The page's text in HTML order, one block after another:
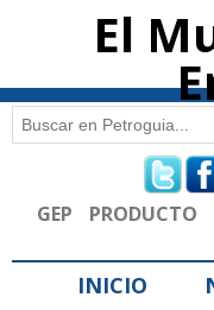
El
Formulario
Buscar
GEP PRODUCTO
INICIO